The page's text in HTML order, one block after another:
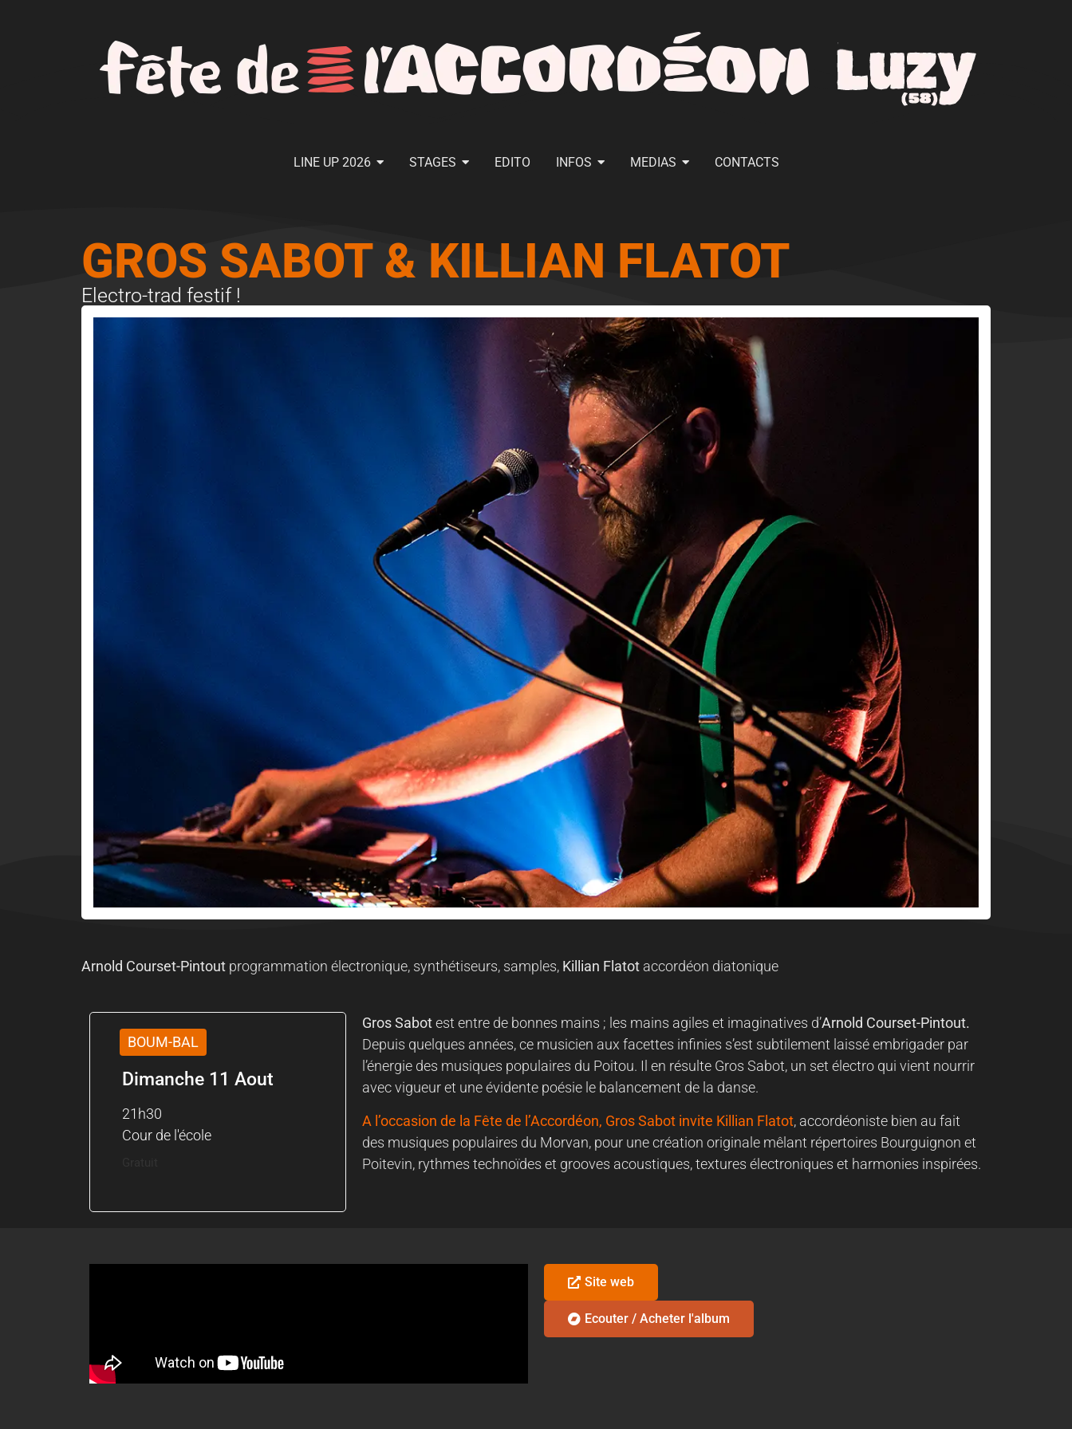
LINE UP 2026 STAGES EDITO INFOS MEDIAS CONTACTS
GROS SABOT & KILLIAN FLATOT
Electro-trad festif !
Arnold Courset-Pintout programmation électronique, synthétiseurs, samples, Killian Flatot accordéon diatonique
Dimanche 11 Aout
21h30
Cour de l'école
BOUM-BAL
Gros Sabotest entre de bonnes mains ; les mains agiles et imaginatives d’Arnold Courset-Pintout.
Depuis quelques années, ce musicien aux facettes infinies s’est subtilement laissé embrigader par
l’énergie des musiques populaires du Poitou. Il en résulte Gros Sabot, un set électro qui vient nourrir
avec vigueur et une évidente poésie le balancement de la danse.
A l’occasion de la Fête de l’Accordéon, Gros Sabot invite Killian Flatot, accordéoniste bien au fait
des musiques populaires du Morvan, pour une création originale mêlant répertoires Bourguignon et
Poitevin, rythmes technoïdes et grooves acoustiques, textures électroniques et harmonies inspirées.
Site web
Ecouter / Acheter l'album